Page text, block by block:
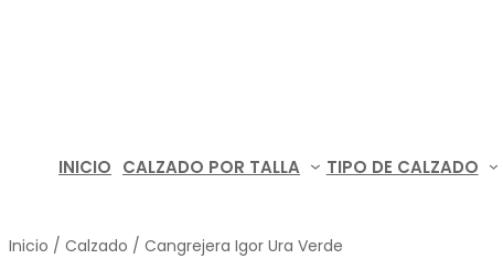
INICIO CALZADO POR TALLA TIPO DE CALZADO
Inicio / Calzado / Cangrejera Igor Ura Verde